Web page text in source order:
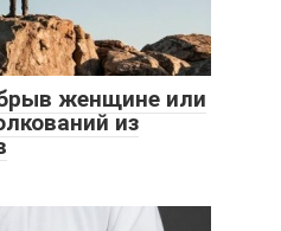
женщине или
из